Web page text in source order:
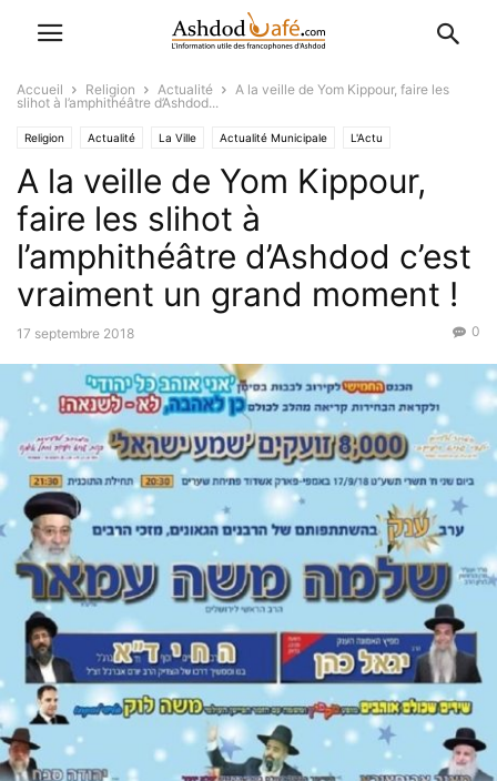
Accueil Religion Actualité
A la veille de Yom Kippour, faire les
slihot à l’amphithéâtre d’Ashdod...
Religion Actualité La Ville Actualité Municipale L'Actu
A la veille de Yom Kippour,
faire les slihot à
l’amphithéâtre d’Ashdod c’est
vraiment un grand moment !
17 septembre 2018 0